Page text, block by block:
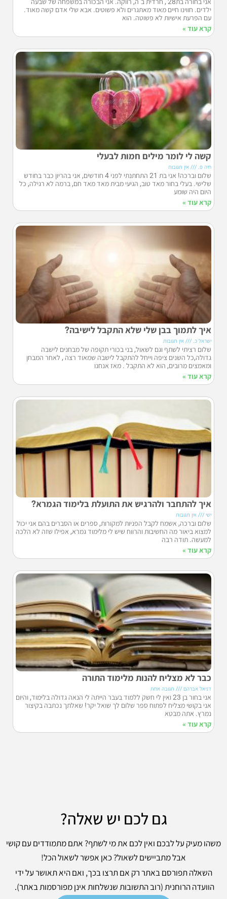
אני בחורה בת28 , חרדית ב"ה, רווקה. אני הבכורה במשפחה של שבעה
ילדים. חווינו חיים מאוד מאתגרים ולא פשוטים. אבא שלי אדם קשה מאוד.
עם הפרעת אישיות לא פשוטה. הוא
קרא עוד »
קשה לי לומר מילים חמות לבעלי
חיה פ. אין תגובות
שלום וברכה! אני בת 21 התחתנתי לפני 4 חודשים, אני בהריון כבר בחודש
שלישי. בעלי בחור מאד טוב, הגיעי מבית מאד מאד חם, ברמה לא רגילה, כל
היום היה שומע
קרא עוד »
איך לתמוך בבן שלי שלא התקבל לישיבה?
ישראל כ. אין תגובות
שלום רציתי לשתף וגם לשאול, בני בכורי תקופה של מבחנים לישבה
גדולה,כל השנים ציפה וייחל להתקבל לישבה שמאוד רצה , לאחר המבחן
ומאמצים מרובים, הוא לא התקבל . מאז אנחנו
קרא עוד »
איך להתחבר ולהרגיש את התועלת בלימוד הגמרא?
ישי אין תגובות
שלום וברכה, אשמח לקבל הפניות למקורות, ספרים או הסברים בהם אני יכול
למצוא ביאור מה החשיבות והרווח שיש לי מלימוד גמרא, אפילו שזה לא הלכה
למעשה. תודה רבה
קרא עוד »
כבר לא מצליח להנות מלימוד התורה
דניאל אברהם תגובה אחת
אני בחור בן 23 ואין לי חשק ללמוד בעבר הייתה לי הנאה גדולה בלימוד, והיום
אני בקושי מצליח לפתוח ספר שלום לך שואל יקר! שאלתך נכתבה בקיצור
נמרץ. אתה מבטא
קרא עוד »
גם לכם יש שאלה?
משהו מעיק על לבכם ואין לכם את מי לשתף? אתם מתמודדים עם קושי
אבל מתביישים לשאול? כאן אפשר לשאול הכל!
השאלה תפורסם באתר רק אם תרצו בכך, ואם היא תאושר על ידי
הוועדה הרוחנית (רוב התשובות שנשלחות אינן מפורסמות באתר).